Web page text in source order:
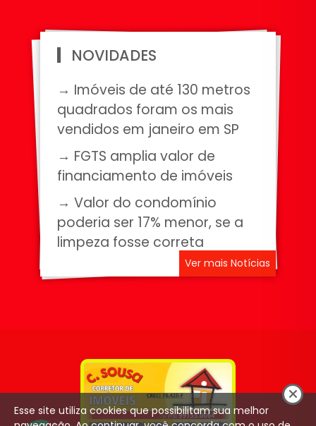
NOVIDADES
→ Imóveis de até 130 metros
quadrados foram os mais
vendidos em janeiro em SP
→ FGTS amplia valor de
financiamento de imóveis
→ Valor do condomínio
poderia ser 17% menor, se a
limpeza fosse correta
Ver mais Notícias
Esse site utiliza cookies que possibilitam sua melhor